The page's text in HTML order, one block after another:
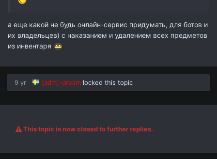
а еще какой не будь онлайн-сервис придумать, для ботов и
их владельцев) с наказанием и удалением всех предметов
из инвентаря
9 yr [adm]-dream locked this topic
This topic is now closed to further replies.